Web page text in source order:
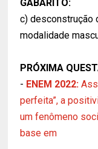
GABARITO:
c) desconstrução
modalidade
PRÓXIMA
- ENEM 2022:
perfeita”, a
um fenômeno
base em